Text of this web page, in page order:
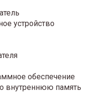
устройство
обеспечение
внутреннюю память